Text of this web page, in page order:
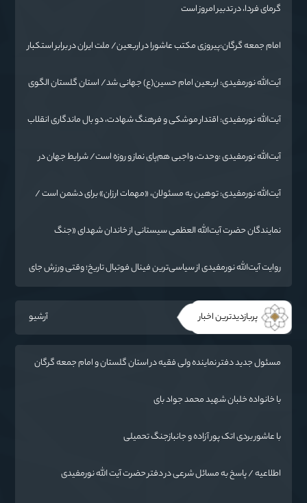
گرمای فردا، در تدبیر امروز است
امام جمعه گرگان:پیروزی مکتب عاشورا در اربعین/ ملت ایران در برابر استکبار
آیت‌الله نورمفیدی: اربعین امام حسین(ع) جهانی شد/ استان گلستان الگوی
آیت‌الله نورمفیدی: اقتدار موشکی و فرهنگ شهادت، دو بال ماندگاری انقلاب
آیت‌الله نورمفیدی :وحدت، واجبی هم‌پای نماز و روزه است/ شرایط جهان در
آیت‌الله نورمفیدی: توهین به مسئولان، «مهمات ارزان» برای دشمن است /
نمایندگان حضرت آیت‌الله العظمی سیستانی از خاندان شهدای «جنگ
روایت آیت‌الله نورمفیدی از سیاسی‌ترین فینال فوتبال تاریخ؛ وقتی ورزش جای
پربازدیدترین اخبار آرشیو
مسئول جدید دفتر نماینده ولی فقیه در استان گلستان و امام جمعه گرگان
با خانواده خلبان شهید محمد جواد بای
با عاشور بردی اتک پور آزاده و جانبازجنگ تحمیلی
اطلاعیه / پاسخ به مسائل شرعی در دفتر حضرت آیت الله نورمفیدی